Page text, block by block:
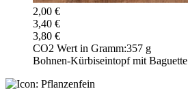
2,00 €
3,40 €
3,80 €
CO2 Wert in Gramm:357 g
Bohnen-Kürbiseintopf mit Baguette